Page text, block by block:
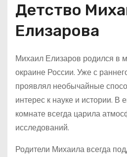
Детство
Елизарова
Михаил Елизаров родился в
окраине России. Уже с
проявлял необычайные
интерес к науке и истории. В
комнате всегда царила
исследований.
Родители Михаила всегда